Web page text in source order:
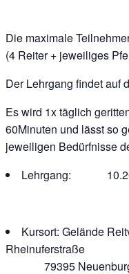
Die maximale
(4 Reiter + jeweiliges
Der Lehrgang findet auf
Es wird 1x täglich
60Minuten und lässt so
jeweiligen Bedürfnisse
Lehrgang:
Kursort: Gelände
Rheinuferstraße
79395